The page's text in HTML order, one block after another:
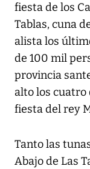
fiesta de los
Tablas, cuna
alista los
de 100 mil
provincia
alto los cuatro
fiesta del rey
Tanto las
Abajo de Las